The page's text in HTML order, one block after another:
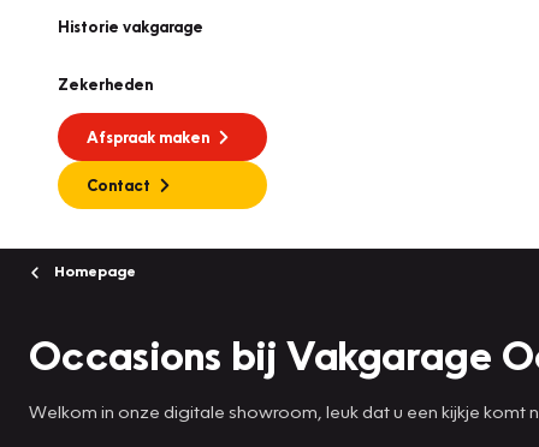
Historie vakgarage
Zekerheden
Afspraak maken
Contact
Homepage
Occasions bij Vakgarage
Welkom in onze digitale showroom, leuk dat u een kijkje komt